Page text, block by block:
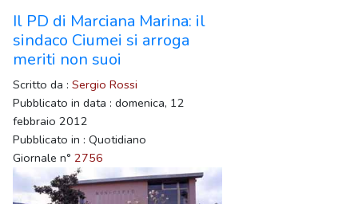
Il PD di Marciana Marina: il
sindaco Ciumei si arroga
meriti non suoi
Scritto da : Sergio Rossi
Pubblicato in data : domenica, 12
febbraio 2012
Pubblicato in : Quotidiano
Giornale n° 2756